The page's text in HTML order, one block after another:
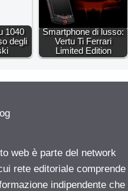
1040
degli
Smartphone di lusso:
Vertu Ti Ferrari
Limited Edition
web è parte del network
rete editoriale
indipendente che